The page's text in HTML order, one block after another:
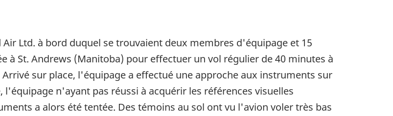
Ltd. à bord duquel se trouvaient deux membres d'équipage et 15
à St. Andrews (Manitoba) pour effectuer un vol régulier de 40 minutes à
sur place, l'équipage a effectué une approche aux instruments sur
n'ayant pas réussi à acquérir les références visuelles
a alors été tentée. Des témoins au sol ont vu l'avion voler très bas